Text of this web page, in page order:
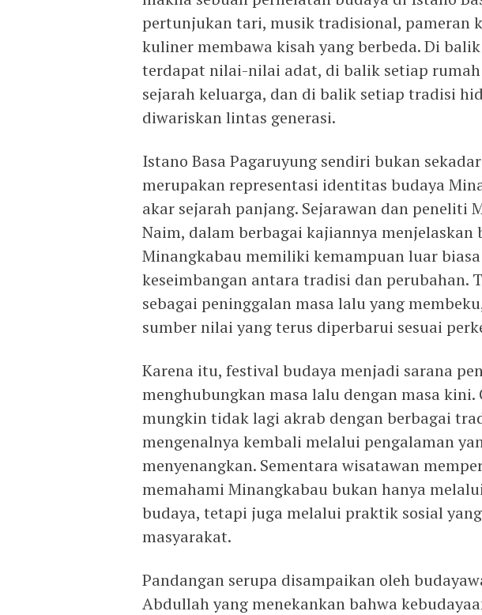
pertunjukan tari, musik tradisional, pameran
kuliner membawa kisah yang berbeda. Di
terdapat nilai-nilai adat, di balik setiap
sejarah keluarga, dan di balik setiap tradisi
diwariskan lintas generasi.
Istano Basa Pagaruyung sendiri bukan
merupakan representasi identitas budaya
akar sejarah panjang. Sejarawan dan peneliti
Naim, dalam berbagai kajiannya menjelaskan
Minangkabau memiliki kemampuan luar
keseimbangan antara tradisi dan perubahan.
sebagai peninggalan masa lalu yang
sumber nilai yang terus diperbarui sesuai
Karena itu, festival budaya menjadi sarana
menghubungkan masa lalu dengan masa kini.
mungkin tidak lagi akrab dengan berbagai
mengenalnya kembali melalui pengalaman
menyenangkan. Sementara wisatawan
memahami Minangkabau bukan hanya
budaya, tetapi juga melalui praktik sosial
masyarakat.
Pandangan serupa disampaikan oleh
Abdullah yang menekankan bahwa